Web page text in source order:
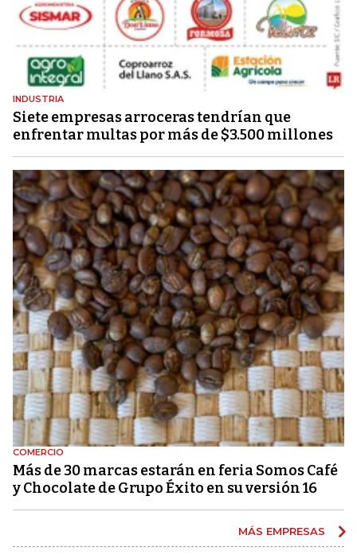
INDUSTRIA
Siete empresas arroceras tendrían que
enfrentar multas por más de $3.500 millones
COMERCIO
Más de 30 marcas estarán en feria Somos Café
y Chocolate de Grupo Éxito en su versión 16
MÁS EMPRESAS